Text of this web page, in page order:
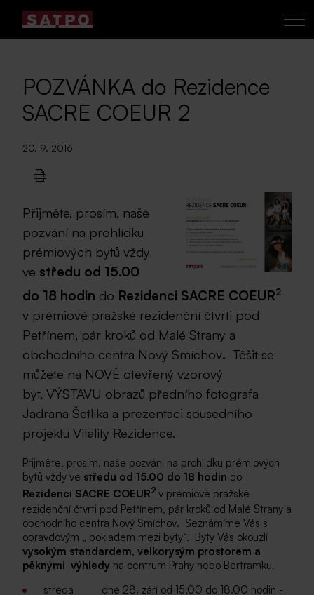
POZVÁNKA do Rezidence
SACRE COEUR 2
20. 9. 2016
Přijměte, prosím, naše
pozvání na prohlídku
prémiových bytů vždy
ve středu od 15.00
do 18 hodin do Rezidenci SACRE COEUR2
v prémiové pražské rezidenční čtvrti pod
Petřínem, pár kroků od Malé Strany a
obchodního centra Nový Smíchov. Těšit se
můžete na NOVĚ otevřený vzorový
byt, VÝSTAVU obrazů předního fotografa
Jadrana Šetlíka a prezentaci sousedního
projektu Vitality Rezidence.
Přijměte, prosím, naše pozvání na prohlídku prémiových
bytů vždy ve středu od 15.00 do 18 hodin do
Rezidenci SACRE COEUR2 v prémiové pražské
rezidenční čtvrti pod Petřínem, pár kroků od Malé Strany a
obchodního centra Nový Smíchov. Seznámíme Vás s
opravdovým „ pokladem mezi byty“. Byty Vás okouzlí
vysokým standardem, velkorysým prostorem a
pěknými výhledy na centrum Prahy nebo Bertramku.
středa dne 28. září od 15.00 do 18.00 hodin -